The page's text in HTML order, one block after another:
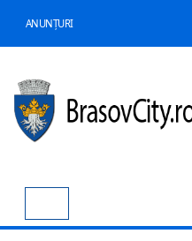
ANUNȚURI